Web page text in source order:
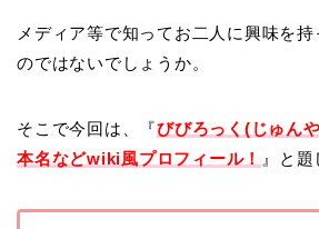
メディア等で知ってお二人に興味を
のではないでしょうか。
そこで今回は、『びびろっく(じゅん
本名などwiki風プロフィール！
』と題